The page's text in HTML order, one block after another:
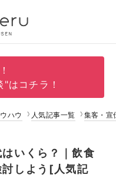
はコチラ！
ハウ 人気記事一覧 集客・宣
いくら？｜飲食
討しよう[人気記